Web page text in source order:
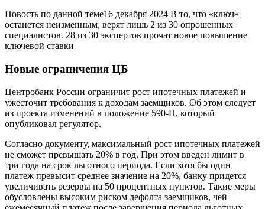
Новость по данной теме16 декабря 2024 В то, что «ключ»
останется неизменным, верят лишь 2 из 30 опрошенных
специалистов. 28 из 30 экспертов прочат новое повышение
ключевой ставки
Новые ограничения ЦБ
Центробанк России ограничит рост ипотечных платежей и
ужесточит требования к доходам заемщиков. Об этом следует
из проекта изменений в положение 590-П, который
опубликовал регулятор.
Согласно документу, максимальный рост ипотечных платежей
не сможет превышать 20% в год. При этом введен лимит в
три года на срок льготного периода. Если хотя бы один
платеж превысит среднее значение на 20%, банку придется
увеличивать резервы на 50 процентных пунктов. Такие меры
обусловлены высоким риском дефолта заемщиков, чей